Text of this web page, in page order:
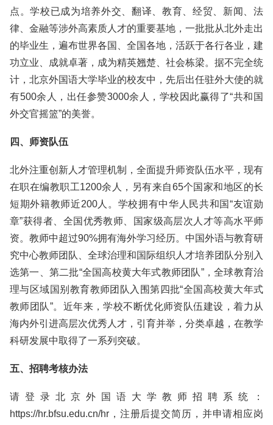
点。学校已成为培养外交、翻译、教育、经贸、新闻、法
律、金融等涉外高素质人才的重要基地，一批批从北外走出
的毕业生，遍布世界各国、全国各地，活跃于各行各业，建
功立业、成就卓著，成为精英翘楚、社会栋梁。据不完全统
计，北京外国语大学毕业的校友中，先后出任驻外大使的就
有500余人，出任参赞3000余人，学校因此赢得了“共和国
外交官摇篮”的美誉。
四、师资队伍
北外注重创新人才管理机制，全面提升师资队伍水平，现有
在职在编教职工1200余人，另有来自65个国家和地区的长
短期外籍教师近200人。学校拥有中华人民共和国“友谊勋
章”获得者、全国优秀教师、国家级高层次人才等高水平师
资。教师中超过90%拥有海外学习经历。中国外语与教育研
究中心教师团队、全球治理和国际组织人才培养团队分别入
选第一、第二批“全国高校黄大年式教师团队”，全球教育治
理与区域国别教育教师团队入围第四批“全国高校黄大年式
教师团队”。近年来，学校不断优化师资队伍建设，着力从
海内外引进高层次优秀人才，引育并举，分类卓越，在教学
科研发展中取得了一系列突破。
五、招聘考核办法
请登录北京外国语大学教师招聘系统：
https://hr.bfsu.edu.cn/hr，注册后提交简历，并申请相应岗